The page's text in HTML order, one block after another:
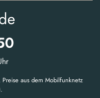
aus dem Mobilfunknetz